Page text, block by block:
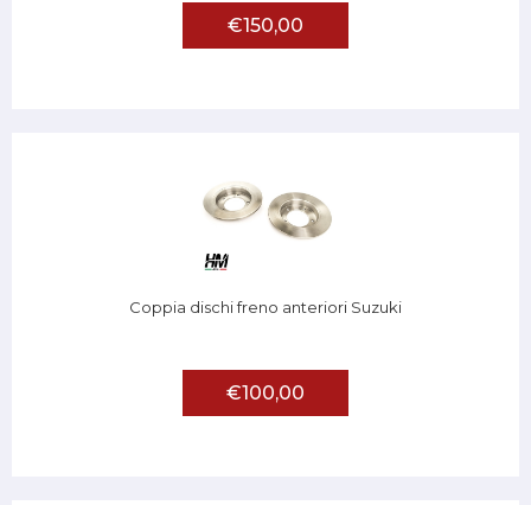
€150,00
Coppia dischi freno anteriori Suzuki
€100,00